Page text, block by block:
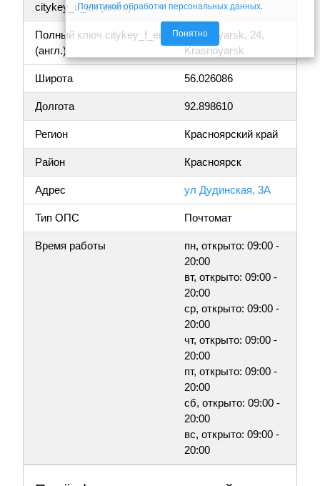
citykey_u_en (англ.)
Полный ключ citykey_f_en
(англ.)
Krasnoyarsk, 24,
Krasnoyarsk
Широта 56.026086
Долгота 92.898610
Регион Красноярский край
Район Красноярск
Адрес ул Дудинская, 3А
Тип ОПС Почтомат
Время работы
пн, открыто: 09:00 -
20:00
вт, открыто: 09:00 -
20:00
ср, открыто: 09:00 -
20:00
чт, открыто: 09:00 -
20:00
пт, открыто: 09:00 -
20:00
сб, открыто: 09:00 -
20:00
вс, открыто: 09:00 -
20:00
Политикой обработки персональных данных.
Понятно